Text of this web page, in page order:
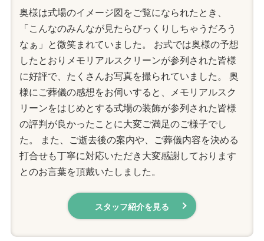
スタッフ紹介を見る
奥様は式場のイメージ図をご覧になられたとき、
「こんなのみんなが見たらびっくりしちゃうだろう
なぁ」と微笑まれていました。 お式では奥様の予想
したとおりメモリアルスクリーンが参列された皆様
に好評で、たくさんお写真を撮られていました。 奥
様にご葬儀の感想をお伺いすると、メモリアルスク
リーンをはじめとする式場の装飾が参列された皆様
の評判が良かったことに大変ご満足のご様子でし
た。 また、ご逝去後の案内や、ご葬儀内容を決める
打合せも丁寧に対応いただき大変感謝しております
とのお言葉を頂戴いたしました。